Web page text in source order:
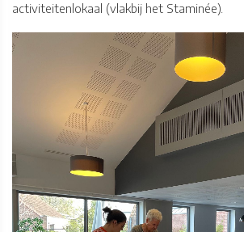
activiteitenlokaal (vlakbij het Staminée).